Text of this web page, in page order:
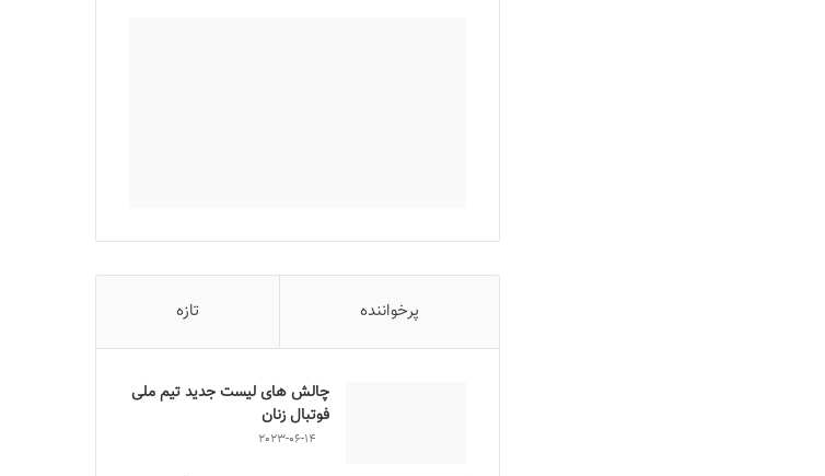
پرخواننده تازه
چالش هاى ليست جدید تيم ملى
فوتبال زنان
2023-06-14